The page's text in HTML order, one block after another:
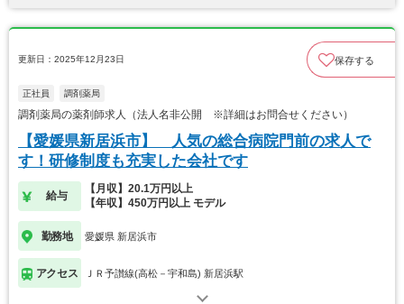
更新日：2025年12月23日 保存する
正社員 調剤薬局
調剤薬局の薬剤師求人（法人名非公開 ※詳細はお問合せください）
【愛媛県新居浜市】 人気の総合病院門前の求人で
す！研修制度も充実した会社です
給与
【月収】20.1万円以上
【年収】450万円以上 モデル
勤務地 愛媛県 新居浜市
アクセス ＪＲ予讃線(高松－宇和島) 新居浜駅